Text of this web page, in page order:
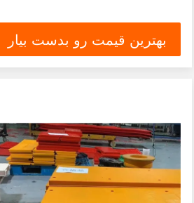
بهترین قیمت رو بدست بیار